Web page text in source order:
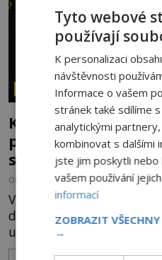
ZÁHADY HISTORIE
Kamenní giganti z
podařilo přesunout
stovek tun?
OD HELENA STEJSKALOVÁ 31.7.2026
V libanonském údolí
dodnes vyvolává úžas i
ukrývá základy
kameny tak obrovské, že
Tyto webové
používají
K personalizaci
návštěvnosti
Informace o vašem
stránek také sdílíme
analytickými
kombinovat s dalšími
jste jim poskytli
vašem používání
informací
ZOBRAZIT
→